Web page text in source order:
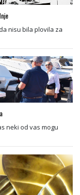
nisu bila plovila za
neki od vas mogu